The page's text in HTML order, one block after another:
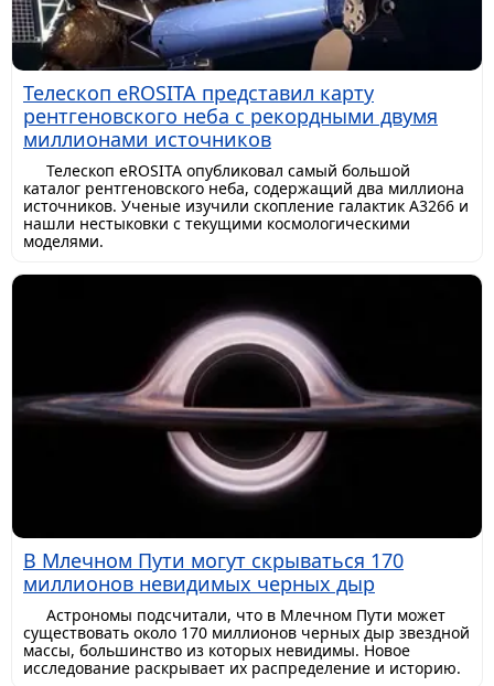
Телескоп eROSITA представил карту
рентгеновского неба с рекордными двумя
миллионами источников
Телескоп eROSITA опубликовал самый большой
каталог рентгеновского неба, содержащий два миллиона
источников. Ученые изучили скопление галактик A3266 и
нашли нестыковки с текущими космологическими
моделями.
В Млечном Пути могут скрываться 170
миллионов невидимых черных дыр
Астрономы подсчитали, что в Млечном Пути может
существовать около 170 миллионов черных дыр звездной
массы, большинство из которых невидимы. Новое
исследование раскрывает их распределение и историю.